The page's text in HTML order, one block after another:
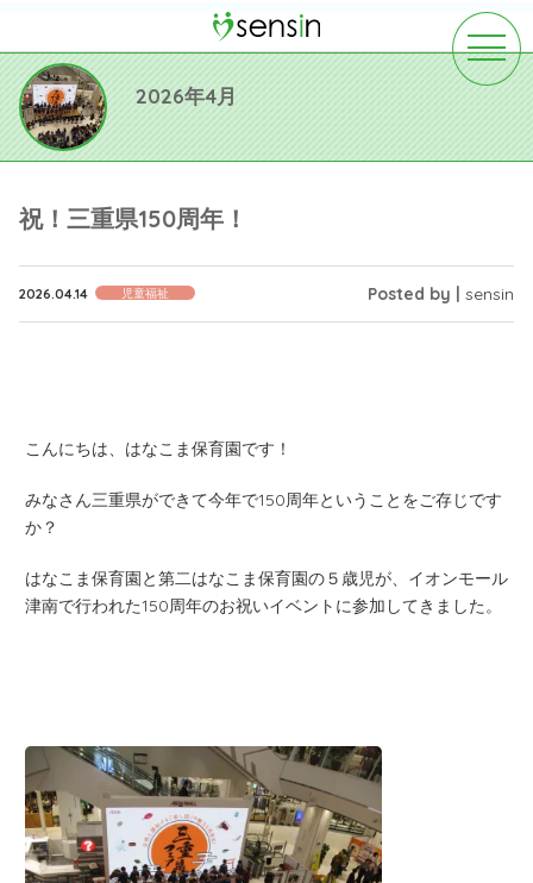
toggle
2026年4月
祝！三重県150周年！
2026.04.14 児童福祉 Posted by | sensin
こんにちは、はなこま保育園です！
みなさん三重県ができて今年で150周年ということをご存じです
か？
はなこま保育園と第二はなこま保育園の５歳児が、イオンモール
津南で行われた150周年のお祝いイベントに参加してきました。